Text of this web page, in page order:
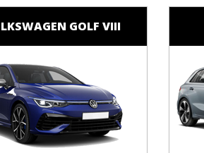
GOLF VIII